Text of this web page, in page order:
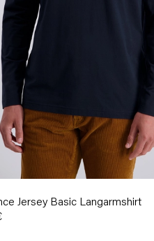
Jersey Basic Langarmshirt